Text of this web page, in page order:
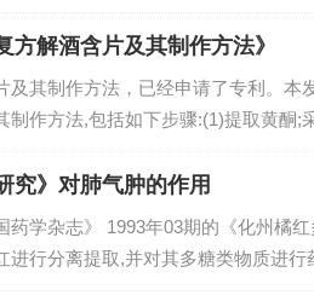
动箱，该驱动箱内固定安装驱动电机
与丝杆的顶端连接…
解酒含片及其制作方法》
及其制作方法，已经申请了专利。本
制作方法,包括如下步骤:(1)提取黄酮;
过大孔树脂纯化葛花黄酮;(3)进行乙
究》对肺气肿的作用
药学杂志》 1993年03期的《化州橘
进行分离提取,并对其多糖类物质进
咳作用,是有效的药用成分之一。临